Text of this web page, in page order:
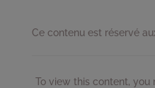
Ce contenu est réservé
To view this content,